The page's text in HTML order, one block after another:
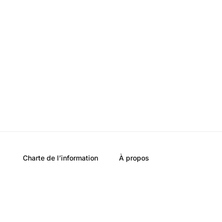
Charte de l’information À propos